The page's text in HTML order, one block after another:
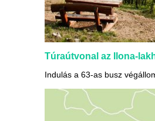
Túraútvonal az Ilona-
Indulás a 63-as busz